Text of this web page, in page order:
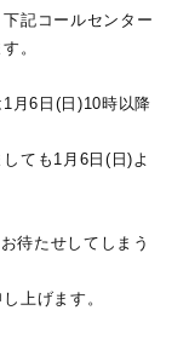
記コールセンター
。
月6日(日)10時以降
ても1月6日(日)よ
待たせしてしまう
上げます。